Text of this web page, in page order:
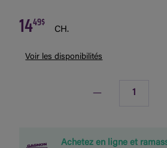
1449$ CH.
Voir les disponibilités
Achetez en ligne et